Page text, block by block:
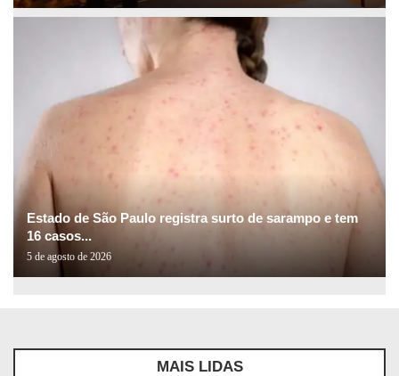
Estado de São Paulo registra surto de sarampo e tem
16 casos...
5 de agosto de 2026
MAIS LIDAS